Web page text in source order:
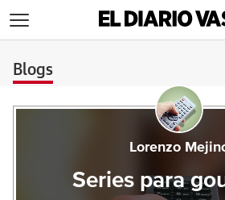
Blogs
Lorenzo
Series para